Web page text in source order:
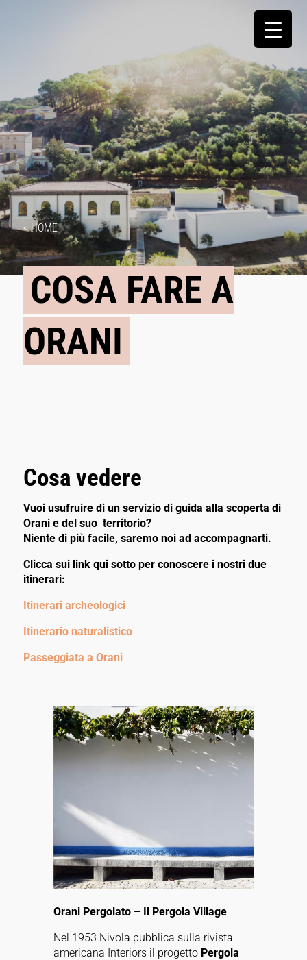
< HOME
COSA FARE A
ORANI
Cosa vedere
Vuoi usufruire di un servizio di guida alla scoperta di
Orani e del suo territorio?
Niente di più facile, saremo noi ad accompagnarti.
Clicca sui link qui sotto per conoscere i nostri due
itinerari:
Itinerari archeologici
Itinerario naturalistico
Passeggiata a Orani
Orani Pergolato – Il PergolaVillage
Nel 1953 Nivola pubblica sulla rivista
americana Interiors il progetto Pergola